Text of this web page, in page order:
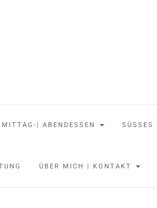
MITTAG-| ABENDESSEN SÜSSES
ÜBER MICH | KONTAKT